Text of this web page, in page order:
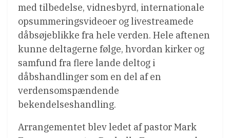
med tilbedelse, vidnesbyrd, internationale
opsummeringsvideoer og livestreamede
dåbsøjeblikke fra hele verden. Hele aftenen
kunne deltagerne følge, hvordan kirker og
samfund fra flere lande deltog i
dåbshandlinger som en del af en
verdensomspændende
bekendelseshandling.
Arrangementet blev ledet af pastor Mark